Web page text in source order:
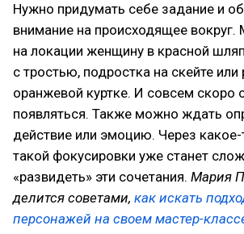
Нужно придумать себе задание и
внимание на происходящее
на локации женщину в красной
с тростью, подростка на скейте или
оранжевой куртке. И совсем скоро
появляться. Также можно ждать
действие или эмоцию. Через
такой фокусировки уже станет
«развидеть» эти сочетания. Мария
делится советами, как искать
персонажей на своем мастер-